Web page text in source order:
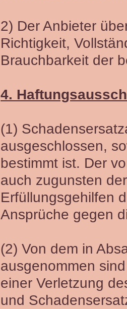
2) Der Anbieter
Richtigkeit,
Brauchbarkeit der
4.
(1)
ausgeschlossen,
bestimmt ist. Der
auch zugunsten
Erfüllungsgehilfen
Ansprüche gegen
(2) Von dem in
ausgenommen
einer Verletzung
und